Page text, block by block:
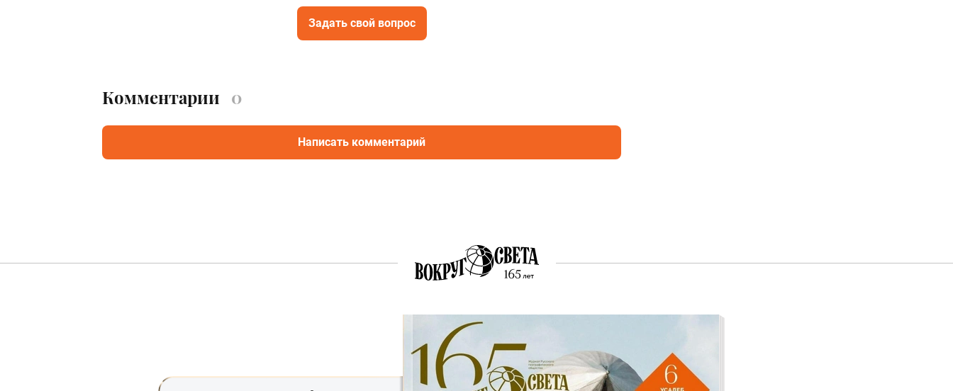
Задать свой вопрос
Комментарии 0
Написать комментарий